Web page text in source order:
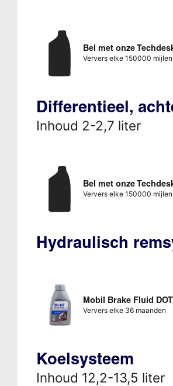
Bel met onze
Ververs elke 150000 mijlen
Differentieel,
Inhoud 2-2,7 liter
Bel met onze
Ververs elke 150000 mijlen
Hydraulisch
Mobil Brake Fluid
Ververs elke 36 maanden
Koelsysteem
Inhoud 12,2-13,5 liter